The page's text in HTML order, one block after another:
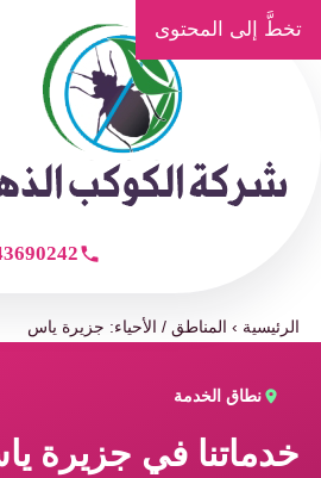
تخطَّ إلى المحتوى
الرئيسية ›المناطق / الأحياء: جزيرة ياس
نطاق الخدمة
خدماتنا في جزيرة